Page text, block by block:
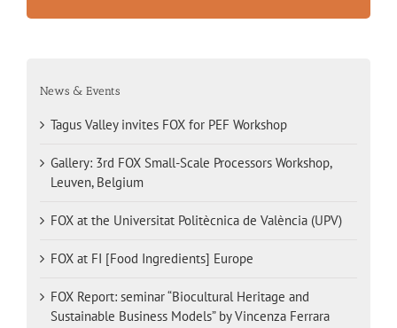
News & Events
Tagus Valley invites FOX for PEF Workshop
Gallery: 3rd FOX Small-Scale Processors Workshop,
Leuven, Belgium
FOX at the Universitat Politècnica de València (UPV)
FOX at FI [Food Ingredients] Europe
FOX Report: seminar “Biocultural Heritage and
Sustainable Business Models” by Vincenza Ferrara